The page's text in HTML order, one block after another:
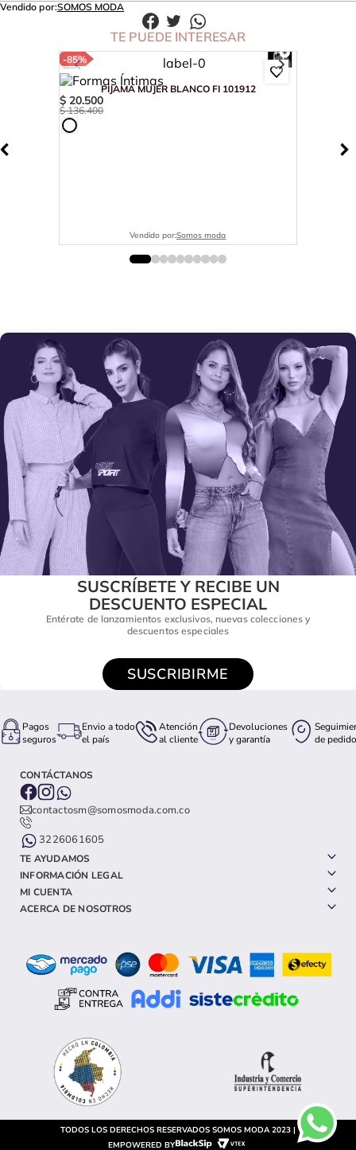
Vendido por:SOMOS MODA
TE PUEDE INTERESAR
-85%
PIJAMA MUJER BLANCO FI 101912
$ 20.500
$ 136.400
Vendido por:Somos moda
SUSCRÍBETE Y RECIBE UN
DESCUENTO ESPECIAL
Entérate de lanzamientos exclusivos, nuevas colecciones y
descuentos especiales
SUSCRIBIRME
Pagos
seguros
Envio a todo
el país
Atención
al cliente
Devoluciones
y garantía
de pedido
CONTÁCTANOS
contactosm@somosmoda.com.co
3226061605
TE AYUDAMOS
INFORMACIÓN LEGAL
MI CUENTA
ACERCA DE NOSOTROS
TODOS LOS DERECHOS RESERVADOS SOMOS MODA 2023 |
EMPOWERED BY